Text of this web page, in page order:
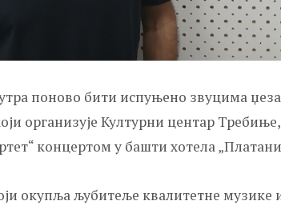
поново бити испуњено звуцима
организује Културни центар
концертом у башти хотела
окупља љубитеље квалитетне музике